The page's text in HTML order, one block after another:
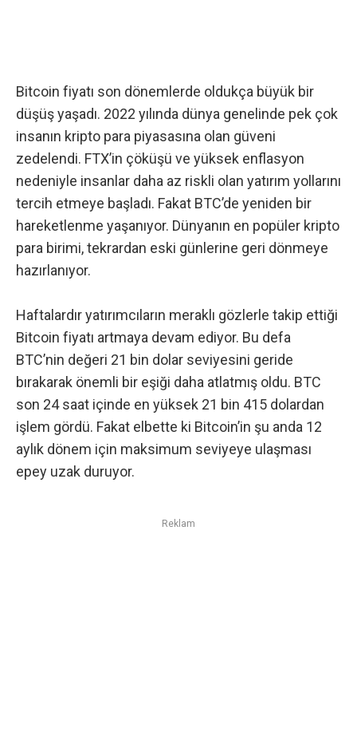
Bitcoin fiyatı son dönemlerde oldukça büyük bir
düşüş yaşadı. 2022 yılında dünya genelinde pek çok
insanın kripto para piyasasına olan güveni
zedelendi. FTX’in çöküşü ve yüksek enflasyon
nedeniyle insanlar daha az riskli olan yatırım yollarını
tercih etmeye başladı. Fakat BTC’de yeniden bir
hareketlenme yaşanıyor. Dünyanın en popüler kripto
para birimi, tekrardan eski günlerine geri dönmeye
hazırlanıyor.
Haftalardır yatırımcıların meraklı gözlerle takip ettiği
Bitcoin fiyatı artmaya devam ediyor. Bu defa
BTC’nin değeri 21 bin dolar seviyesini geride
bırakarak önemli bir eşiği daha atlatmış oldu. BTC
son 24 saat içinde en yüksek 21 bin 415 dolardan
işlem gördü. Fakat elbette ki Bitcoin’in şu anda 12
aylık dönem için maksimum seviyeye ulaşması
epey uzak duruyor.
Reklam